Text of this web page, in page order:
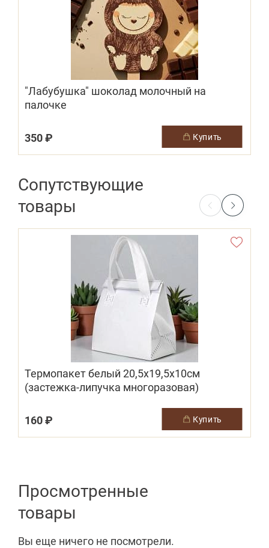
"Лабубушка" шоколад молочный на
палочке
350 ₽ купить
Сопутствующие
товары
Термопакет белый 20,5х19,5х10см
(застежка-липучка многоразовая)
160 ₽ купить
Просмотренные
товары
Вы еще ничего не посмотрели.